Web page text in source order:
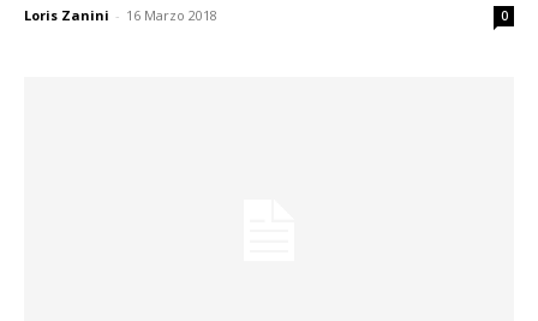
Loris Zanini - 16 Marzo 2018 0